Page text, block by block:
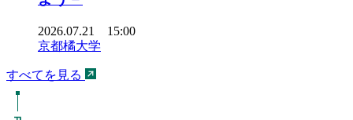
2026.07.21 15:00
京都橘大学
すべてを見る